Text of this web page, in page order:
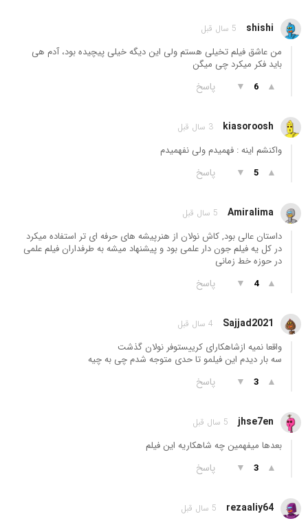
shishi 5 سال قبل
من عاشق فیلم تخیلی هستم ولی این دیگه خیلی پیچیده بود، آدم هی
باید فکر میکرد چی میگن
▲
6
▼ پاسخ
kiasoroosh 3 سال قبل
واکنشم اینه : فهمیدم ولی نفهمیدم
▲
5
▼ پاسخ
Amiralima 5 سال قبل
داستان عالی بود, کاش نولان از هنرپیشه های حرفه ای تر استفاده میکرد
در کل یه فیلم جون دار علمی بود و پیشنهاد میشه به طرفداران فیلم علمی
در حوزه خط زمانی
▲
4
▼ پاسخ
Sajjad2021 4 سال قبل
واقعا نمیه ازشاهکارای کرییستوفر نولان گذشت
سه بار دیدم این فیلمو تا حدی متوجه شدم چی به چیه
▲
3
▼ پاسخ
jhse7en 5 سال قبل
بعدها میفهمین چه شاهکاریه این فیلم
▲
3
▼ پاسخ
rezaaliy64 5 سال قبل